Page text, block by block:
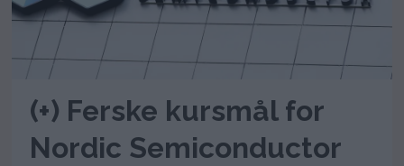
(+) Ferske kursmål for
Nordic Semiconductor